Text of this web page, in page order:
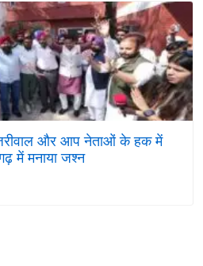
और आप नेताओं के हक में
में मनाया जश्न